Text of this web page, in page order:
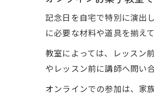
記念日を自宅で特別に演出
に必要な材料や道具を揃え
教室によっては、レッスン
やレッスン前に講師へ問い
オンラインでの参加は、家